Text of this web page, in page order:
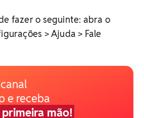
fazer o seguinte: abra o
> Ajuda > Fale
e receba
mão!